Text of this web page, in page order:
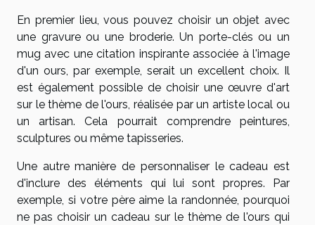
En premier lieu, vous pouvez choisir un objet avec
une gravure ou une broderie. Un porte-clés ou un
mug avec une citation inspirante associée à l'image
d'un ours, par exemple, serait un excellent choix. Il
est également possible de choisir une œuvre d'art
sur le thème de l'ours, réalisée par un artiste local ou
un artisan. Cela pourrait comprendre peintures,
sculptures ou même tapisseries.
Une autre manière de personnaliser le cadeau est
d'inclure des éléments qui lui sont propres. Par
exemple, si votre père aime la randonnée, pourquoi
ne pas choisir un cadeau sur le thème de l'ours qui